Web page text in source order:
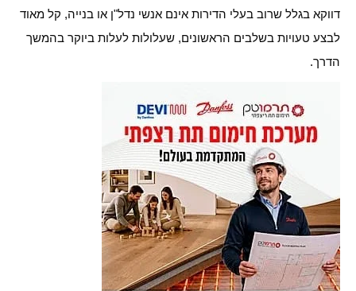
דווקא בגלל שרוב בעלי הדירות אינם אנשי נדל"ן או בנייה, קל מאוד
לבצע טעויות בשלבים הראשונים, שעלולות לעלות ביוקר בהמשך
הדרך.